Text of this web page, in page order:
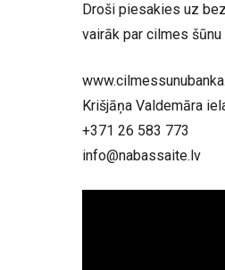
Droši piesakies uz
vairāk par cilmes šūnu
Krišjāņa Valdemāra
+371 26 583 773
info@nabassaite.lv